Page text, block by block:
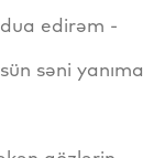
edirəm -
səni